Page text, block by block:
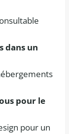
dans un
pour le
pour un